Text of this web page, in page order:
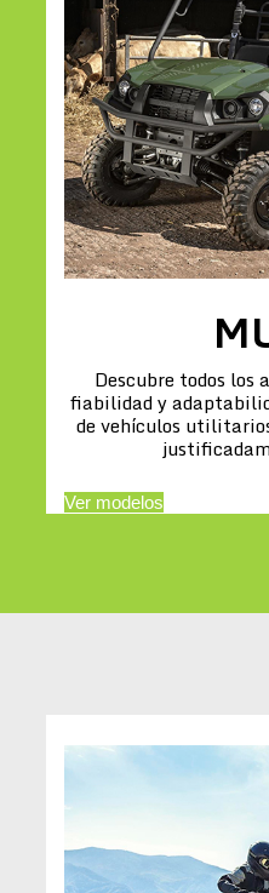
Descubre todos los
fiabilidad y
de vehículos
Ver modelos